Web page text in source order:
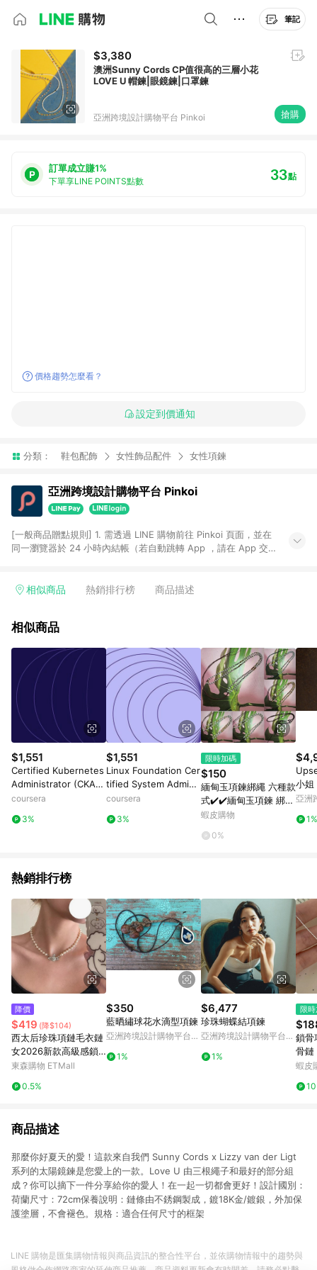
筆記
$3,380
澳洲Sunny Cords CP值很高的三層小花
LOVE U 帽鍊|眼鏡鍊|口罩鍊
亞洲跨境設計購物平台 Pinkoi 搶購
訂單成立賺1%
下單享LINE POINTS點數 33點
價格趨勢怎麼看？
設定到價通知
分類： 鞋包配飾 女性飾品配件 女性項鍊
亞洲跨境設計購物平台 Pinkoi
[一般商品贈點規則] 1. 需透過 LINE 購物前往 Pinkoi 頁面，並在
同一瀏覽器於 24 小時內結帳（若自動跳轉 App ，請在 App 交
回饋訂單不得享有 Pinkoi 站方優惠，例如首購優惠，P coins，
行為，不具贈點資格，部分退款不在此限。 6. APP 請更新至
貨後 45 天後發送。 8. 群眾募資商品，禮物卡，開館保證金，補
運費，攤位費等不具贈點資格。 9. LINE 購物站上之商品規格、
顏色、價位、贈品如與 Pinkoi 商品資訊頁及購物車不符，以
Pinkoi 購物商品資訊頁及購物車標示為準。 10. 點數紅包使用規
則請以點數紅包活動說明為準。 11. 若於 LINE 購物前往 Pinkoi
頁面後才首次下載 Pinkoi APP 並完成訂單，不符合導購資格；承
上，首次下載 Pinkoi APP 後，需透過 LINE 購物前往 Pinkoi 頁
面，方享導購資格。
相似商品 熱銷排行榜 商品描述
相似商品
$1,551
Certified Kubernetes
Administrator (CKA):
Unit 3
coursera
3%
$1,551
Linux Foundation Cer
tified System Admini
strator (LFCS): Unit 3
coursera
3%
限時加碼
$150
緬甸玉項鍊綁繩 六種款
式✔️✔️緬甸玉項鍊 綁繩
專用 緬甸玉墜綁繩專用
蝦皮購物
0%
小姐
亞洲
1%
熱銷排行榜
降價
$419 (降$104)
西太后珍珠項鏈毛衣鏈
女2026新款高級感鎖
骨頸鏈輕奢小眾土星配
東森購物 ETMall
0.5%
$350
藍晒繡球花水滴型項鍊
亞洲跨境設計購物平台
1%
$6,477
珍珠蝴蝶結項鍊
亞洲跨境設計購物平台
1%
限
鎖骨
骨鏈
圓環
鎖骨
蝦皮
商品描述
那麼你好夏天的愛！這款來自我們 Sunny Cords x Lizzy van der Ligt
系列的太陽鏡鍊是您愛上的一款。Love U 由三根繩子和最好的部分組
成？你可以摘下一件分享給你的愛人！在一起一切都會更好！設計國別：
荷蘭尺寸：72cm保養說明：鏈條由不銹鋼製成，鍍18K金/鍍銀，外加保
護塗層，不會褪色。規格：適合任何尺寸的框架
LINE 購物是匯集購物情報與商品資訊的整合性平台，並依購物情報中的趨勢與